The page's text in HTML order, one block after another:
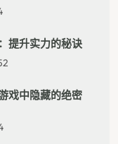
提升实力的秘诀
戏中隐藏的绝密